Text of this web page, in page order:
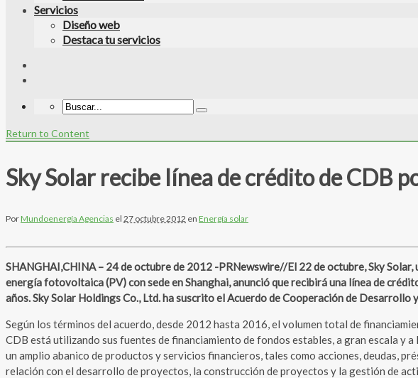
Servicios
Diseño web
Destaca tu servicios
Return to Content
Sky Solar recibe línea de crédito de CDB
PorMundoenergía Agencias el 27 octubre 2012 en Energía solar
SHANGHAI,CHINA – 24 de octubre de 2012 -PRNewswire//El 22 de octubre, Sky
energía fotovoltaica (PV) con sede en Shanghai, anunció que recibirá una línea de
años. Sky Solar Holdings Co., Ltd. ha suscrito el Acuerdo de Cooperación de Desarrollo
Según los términos del acuerdo, desde 2012 hasta 2016, el volumen total de
CDB está utilizando sus fuentes de financiamiento de fondos estables, a gran escala y
un amplio abanico de productos y servicios financieros, tales como acciones, deudas,
relación con el desarrollo de proyectos, la construcción de proyectos y la gestión de